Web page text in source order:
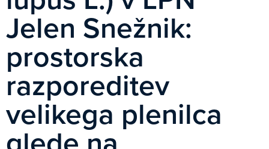
Jelen Snežnik:
prostorska
razporeditev
velikega plenilca